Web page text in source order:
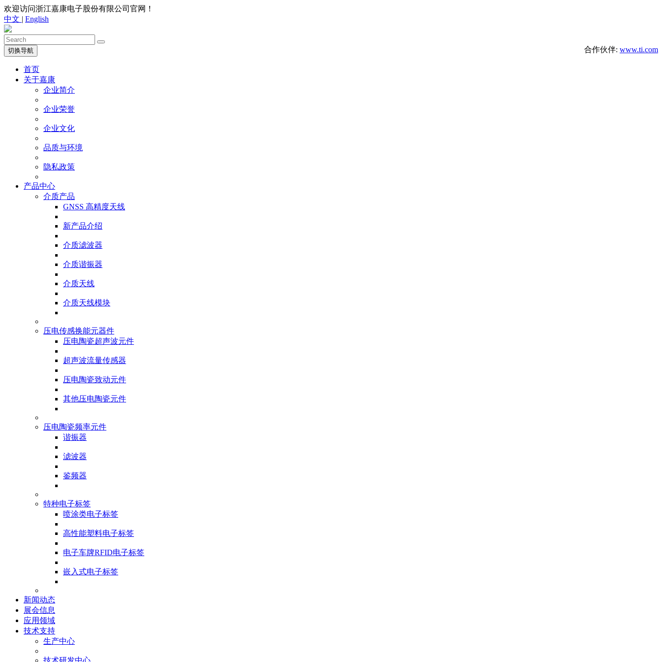
欢迎访问浙江嘉康电子股份有限公司官网！
中文 | English
合作伙伴: www.ti.com
切换导航
首页
关于嘉康
企业简介
企业荣誉
企业文化
品质与环境
隐私政策
产品中心
介质产品
GNSS 高精度天线
新产品介绍
介质滤波器
介质谐振器
介质天线
介质天线模块
压电传感换能元器件
压电陶瓷超声波元件
超声波流量传感器
压电陶瓷致动元件
其他压电陶瓷元件
压电陶瓷频率元件
谐振器
滤波器
鉴频器
特种电子标签
喷涂类电子标签
高性能塑料电子标签
电子车牌RFID电子标签
嵌入式电子标签
新闻动态
展会信息
应用领域
技术支持
生产中心
技术研发中心